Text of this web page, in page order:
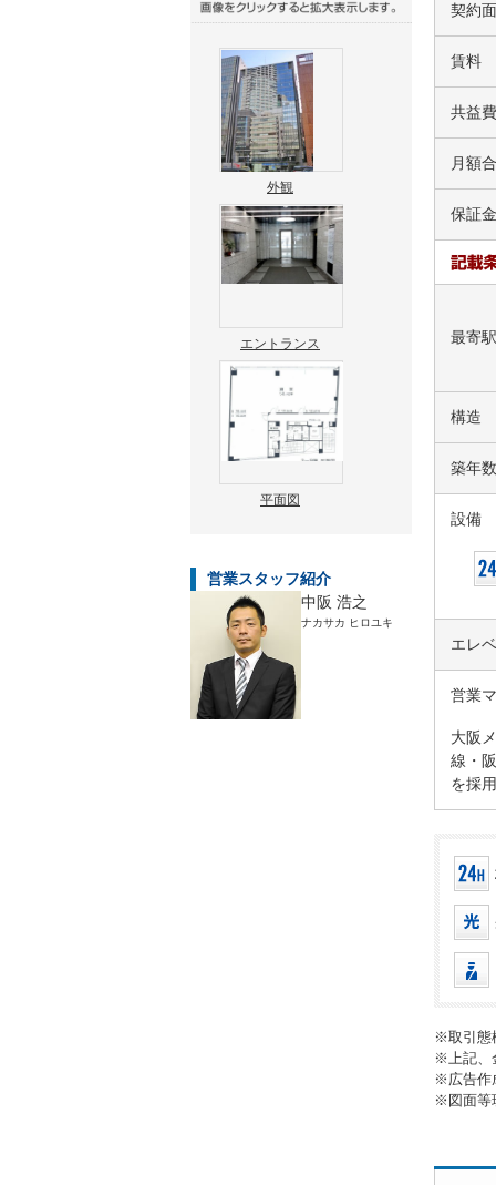
外観
エントランス
平面図
営業スタッフ紹介
中阪 浩之
ナカサカ ヒロユキ
契約
賃料
共益費
月額
保証金
最寄駅
構造
築年数
設備
エレ
営業
大阪
線・
を採
※取引態
※上記、
※広告作
※図面等